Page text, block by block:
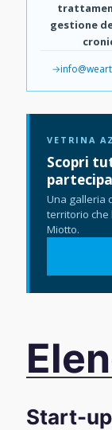
gestione
VETRINA
Scopri
Una galleria
territorio che
Miotto.
Start-